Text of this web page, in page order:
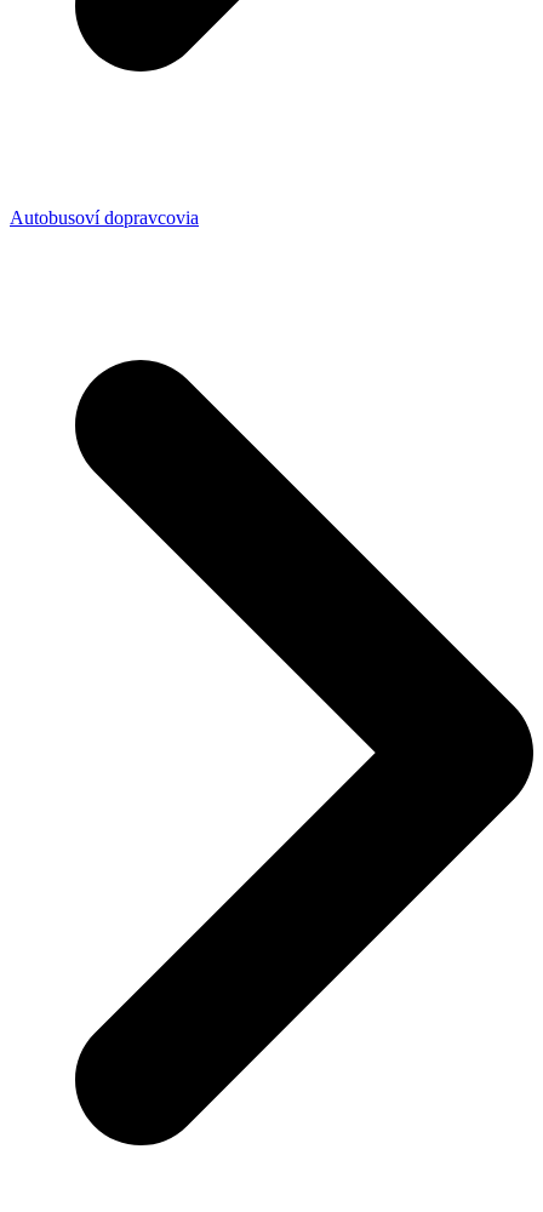
Autobusoví dopravcovia